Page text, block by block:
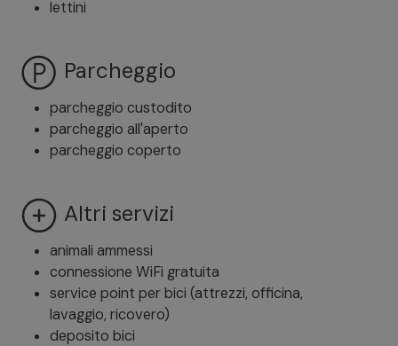
lettini
Parcheggio
parcheggio custodito
parcheggio all'aperto
parcheggio coperto
Altri servizi
animali ammessi
connessione WiFi gratuita
service point per bici (attrezzi, officina,
lavaggio, ricovero)
deposito bici